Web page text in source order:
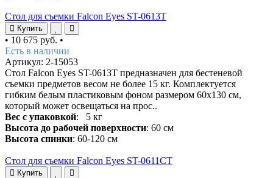
Стол для съемки Falcon Eyes ST-0613T
Купить
• 10 675 руб. •
Есть в наличии
Артикул: 2-15053
Стол Falcon Eyes ST-0613T предназначен для бестеневой
съемки предметов весом не более 15 кг. Комплектуется
гибким белым пластиковым фоном размером 60х130 см,
который может освещаться на прос..
Вес с упаковкой: 5 кг
Высота до рабочей поверхности: 60 см
Высота спинки: 60-120 см
Стол для съемки Falcon Eyes ST-0611CT
Купить